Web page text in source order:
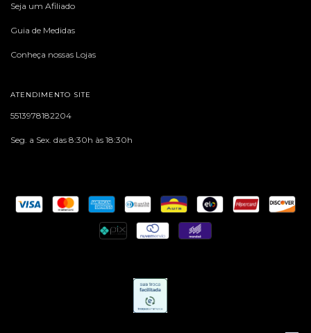
Seja um Afiliado
Guia de Medidas
Conheça nossas Lojas
ATENDIMENTO SITE
5513978182204
Seg. a Sex. das 8:30h às 18:30h